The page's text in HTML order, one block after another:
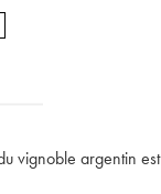
vignoble argentin est